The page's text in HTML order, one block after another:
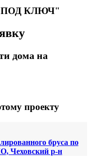
КЛЮЧ"
дома на
проекту
бруса по
Чеховский р-н